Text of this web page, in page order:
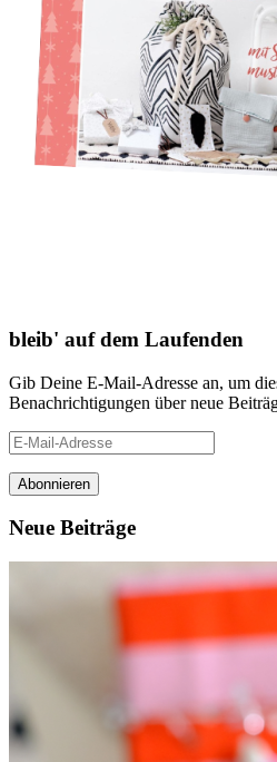
bleib' auf dem Laufenden
Gib Deine E-Mail-Adresse an, um
Benachrichtigungen über neue
E-
Mail-
Adresse
Neue Beiträge